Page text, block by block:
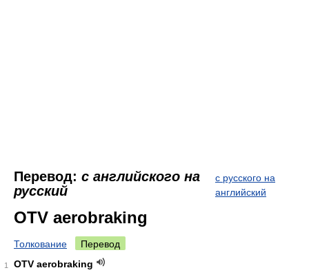
Перевод: с английского на
русский
с русского на
английский
OTV aerobraking
Толкование Перевод
1
OTV aerobraking